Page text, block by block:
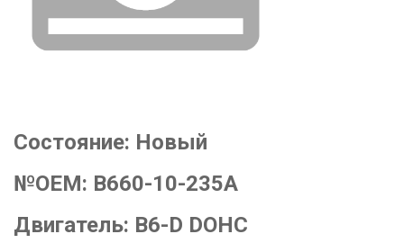
Состояние: Новый
№OEM: B660-10-235A
Двигатель: B6-D DOHC